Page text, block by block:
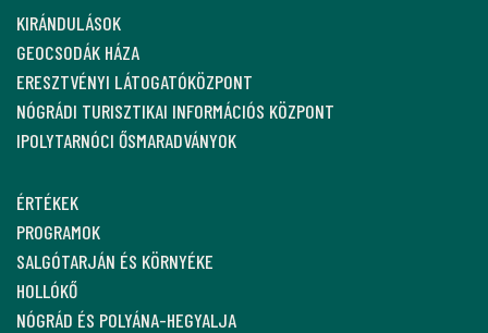
KIRÁNDULÁSOK
GEOCSODÁK HÁZA
ERESZTVÉNYI LÁTOGATÓKÖZPONT
NÓGRÁDI TURISZTIKAI INFORMÁCIÓS KÖZPONT
IPOLYTARNÓCI ŐSMARADVÁNYOK
ÉRTÉKEK
PROGRAMOK
SALGÓTARJÁN ÉS KÖRNYÉKE
HOLLÓKŐ
NÓGRÁD ÉS POLYÁNA-HEGYALJA